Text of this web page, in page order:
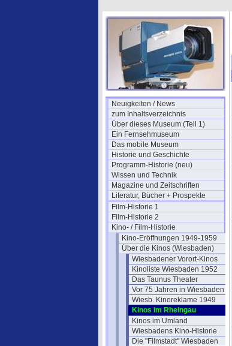
Neuigkeiten / News
zum Inhaltsverzeichnis
Über dieses Museum (Teil 1)
Ein Fernsehmuseum
Das mobile Museum
Historie und Geschichte
Programm-Historie (neu)
Wissen und Technik
Magazine und Zeitschriften
Literatur, Bücher + Prospekte
Film-Historie 1
Film-Historie 2
Kino- / Film-Historie
Kino-Eröffnungen 1949-1959
Über die Kinos (Wiesbaden)
Wiesbadener Vorort-Kinos
Kinoliste Wiesbaden 1952
Das Taunus Theater
Vor 75 Jahren in Wiesbaden
Wiesb. Kinoreklame 1949
Kinos im Rheingau
Kinos im Umland
Wiesbadens Kino-Historie
Die "Filmstadt" Wiesbaden